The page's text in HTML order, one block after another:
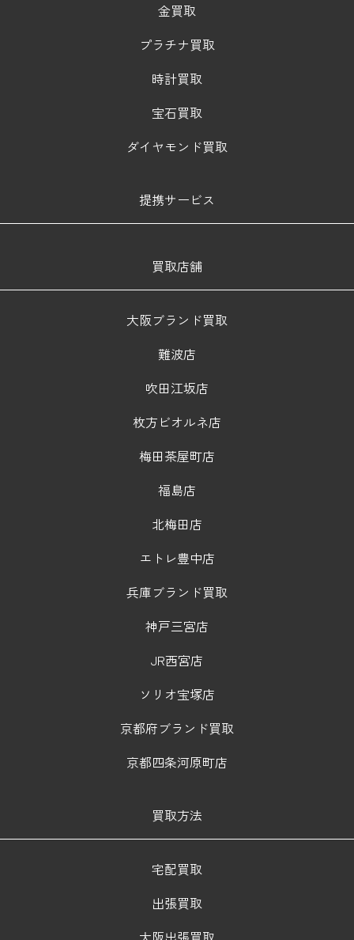
金買取
プラチナ買取
時計買取
宝石買取
ダイヤモンド買取
提携サービス
買取店舗
大阪ブランド買取
難波店
吹田江坂店
枚方ビオルネ店
梅田茶屋町店
福島店
北梅田店
エトレ豊中店
兵庫ブランド買取
神戸三宮店
JR西宮店
ソリオ宝塚店
京都府ブランド買取
京都四条河原町店
買取方法
宅配買取
出張買取